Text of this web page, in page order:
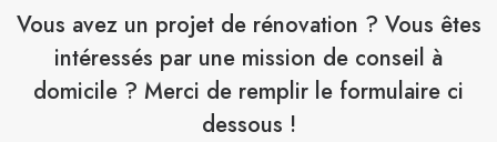
Vous avez un projet de rénovation ? Vous êtes
intéressés par une mission de conseil à
domicile ? Merci de remplir le formulaire ci
dessous !